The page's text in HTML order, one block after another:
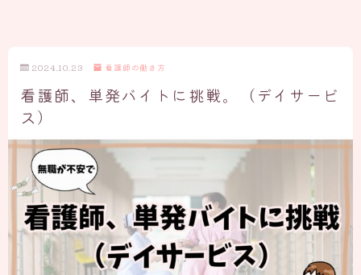
2024.10.23 看護師の働き方
看護師、単発バイトに挑戦。（デイサービ
ス）